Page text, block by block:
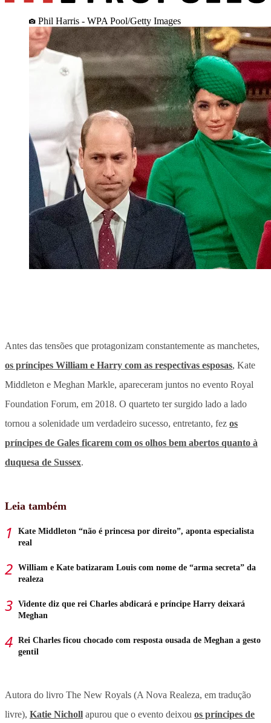
Phil Harris - WPA Pool/Getty Images
Antes das tensões que protagonizam constantemente as manchetes,
os príncipes William e Harry com as respectivas esposas, Kate
Middleton e Meghan Markle, apareceram juntos no evento Royal
Foundation Forum, em 2018. O quarteto ter surgido lado a lado
tornou a solenidade um verdadeiro sucesso, entretanto, fez os
príncipes de Gales ficarem com os olhos bem abertos quanto à
duquesa de Sussex.
Leia também
Kate Middleton “não é princesa por direito”, aponta especialista
real
William e Kate batizaram Louis com nome de “arma secreta” da
realeza
Vidente diz que rei Charles abdicará e príncipe Harry deixará
Meghan
Rei Charles ficou chocado com resposta ousada de Meghan a gesto
gentil
Autora do livro The New Royals (A Nova Realeza, em tradução
livre), Katie Nicholl apurou que o evento deixou os príncipes de